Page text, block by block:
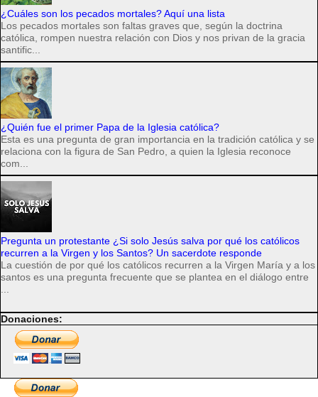
¿Cuáles son los pecados mortales? Aquí una lista
Los pecados mortales son faltas graves que, según la doctrina
católica, rompen nuestra relación con Dios y nos privan de la gracia
santific...
¿Quién fue el primer Papa de la Iglesia católica?
Esta es una pregunta de gran importancia en la tradición católica y se
relaciona con la figura de San Pedro, a quien la Iglesia reconoce
com...
Pregunta un protestante ¿Si solo Jesús salva por qué los católicos
recurren a la Virgen y los Santos? Un sacerdote responde
La cuestión de por qué los católicos recurren a la Virgen María y a los
santos es una pregunta frecuente que se plantea en el diálogo entre
...
Donaciones: